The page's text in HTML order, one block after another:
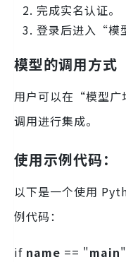
完成实名认证。
登录后进入“模
模型的调用方式
用户可以在“模型广
调用进行集成。
使用示例代码：
以下是一个使用
例代码：
if name == "main